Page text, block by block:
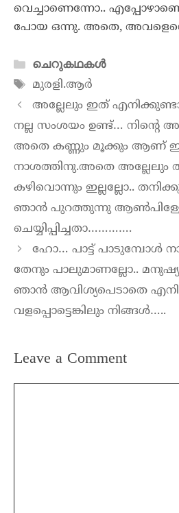
വെച്ചാണെന്നോ..
പോയ ഒന്നു. അതെ, അവളെന്റെ
ചെറുകഥകൾ
മുരളി.ആർ
അല്ലേലും ഇത്
നല്ല സംശയം ഉണ്ട്… നിന്റെ
അതെ കണ്ണും മൂക്കും ആണ്
നാശത്തിനു.അതെ അല്ലേലും
കഴിവൊന്നും ഇല്ലല്ലോ.. തനിക്കു
ഞാൻ പുറത്തുന്നു
ചെയ്യിപ്പിച്ചതാ………….
ഹോ… പാട്ട് പാടുമ്പോൾ
തേനും പാലുമാണല്ലോ..
ഞാൻ ആവിശ്യപെടാതെ
വളപ്പൊട്ടെങ്കിലും നിങ്ങൾ…..
Leave a Comment